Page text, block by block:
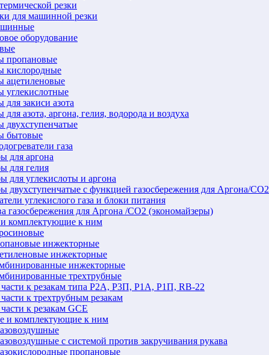
резки
для машинной резки
оборудование
пропановые
кислородные
ацетиленовые
углекислотные
для закиси азота
для азота, аргона, гелия, водорода и воздуха
двухступенчатые
бытовые
газа
для аргона
для гелия
для углекислоты и аргона
двухступенчатые c функцией газосбережения для Аргона/СО2
углекислого газа и блоки питания
газосбережения для Аргона /СО2 (экономайзеры)
и комплектующие к ним
инжекторные
инжекторные
инжекторные
трехтрубные
к резакам типа Р2А, Р3П, Р1А, Р1П, RB-22
к трехтрубным резакам
к резакам GCE
и комплектующие к ним
с системой против закручивания рукава
пропановые